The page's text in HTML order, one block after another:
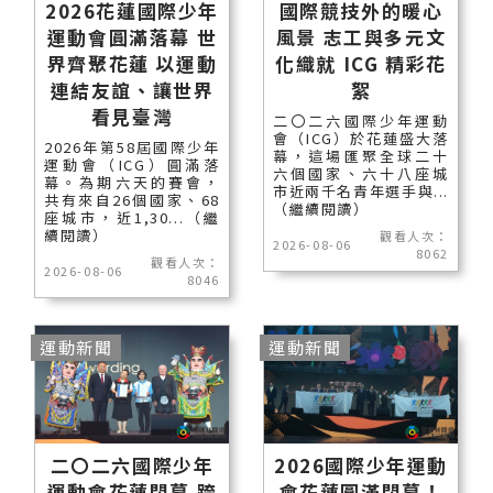
2026花蓮國際少年
運動會圓滿落幕 世
界齊聚花蓮 以運動
連結友誼、讓世界
看見臺灣
2026年第58屆國際少年
運動會（ICG）圓滿落
幕。為期六天的賽會，
共有來自26個國家、68
座城市，近1,30...（繼
續閱讀）
2026-08-06
觀看人次：
8046
國際競技外的暖心
風景 志工與多元文
化織就 ICG 精彩花
絮
二〇二六國際少年運動
會（ICG）於花蓮盛大落
幕，這場匯聚全球二十
六個國家、六十八座城
市近兩千名青年選手與...
（繼續閱讀）
2026-08-06
觀看人次：
8062
二〇二六國際少年
運動新聞
2026國際少年運動
運動新聞